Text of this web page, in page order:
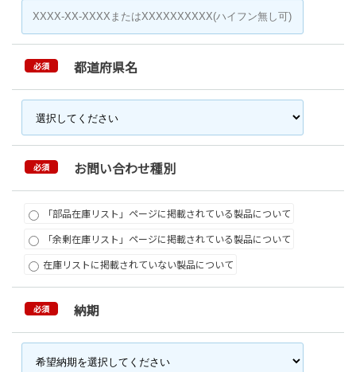
必須 都道府県名
必須 お問い合わせ種別
「部品在庫リスト」ページに掲載されている製品について
「余剰在庫リスト」ページに掲載されている製品について
在庫リストに掲載されていない製品について
必須 納期